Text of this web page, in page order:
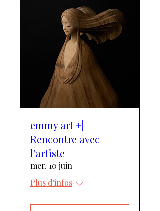
emmy art +|
Rencontre avec
l'artiste
mer. 10 juin
Plus d'infos